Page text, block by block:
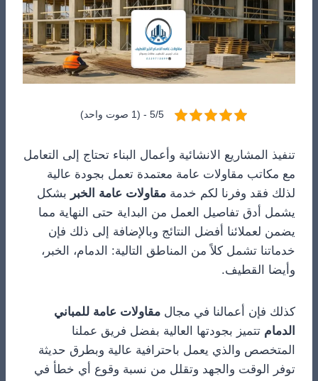
5/5 - (1 صوت واحد)
تنفيذ المشاريع الانشائية وأعمال البناء تحتاج إلى التعامل
مع مكاتب مقاولات عامة معتمدة تعمل بجودة عالية
لذلك فقد وفرنا لكم خدمة مقاولات عامة الخبر بشكل
يشمل أدق تفاصيل العمل من البداية حتى النهاية مما
يضمن لعملائنا أفضل النتائج وبالإضافة إلى ذلك فإن
خدماتنا تشمل كلاً من المناطق التالية: الدمام، الخبر،
وأيضا القطيف.
كذلك فإن أعمالنا في مجال مقاولات عامة للمباني
الدمام تتميز بجودتها العالية بفضل فريق عملنا
المتخصص والذي يعمل باحترافية عالية وبطرق حديثة
توفر الوقت والجهد وتقلل من نسبة وقوع أي خطأ في